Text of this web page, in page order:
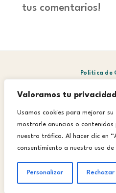
Valoramos tu privacidad
Usamos cookies para mejorar
mostrarle anuncios o contenidos
nuestro tráfico. Al hacer clic en
consentimiento a nuestro uso de
Personalizar
tus comentarios!
Politica de
Aviso
Política de